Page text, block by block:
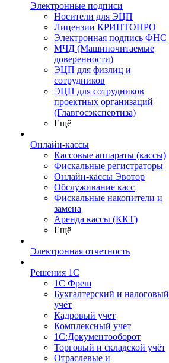
Электронные подписи
Носители для ЭЦП
Лицензии КРИПТОПРО
Электронная подпись ФНС
МЧД (Машиночитаемые
доверенности)
ЭЦП для физлиц и
сотрудников
ЭЦП для сотрудников
проектных организаций
(Главгосэкспертиза)
Ещё
Онлайн-кассы
Кассовые аппараты (кассы)
Фискальные регистраторы
Онлайн-кассы Эвотор
Обслуживание касс
Фискальные накопители и
замена
Аренда кассы (ККТ)
Ещё
Электронная отчетность
Решения 1С
1С Фреш
Бухгалтерский и налоговый
учёт
Кадровый учет
Комплексный учет
1С:Документооборот
Торговый и складской учёт
Отраслевые и